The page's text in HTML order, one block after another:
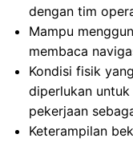
dengan tim
Mampu
membaca
Kondisi fisik
diperlukan
pekerjaan
Keterampilan